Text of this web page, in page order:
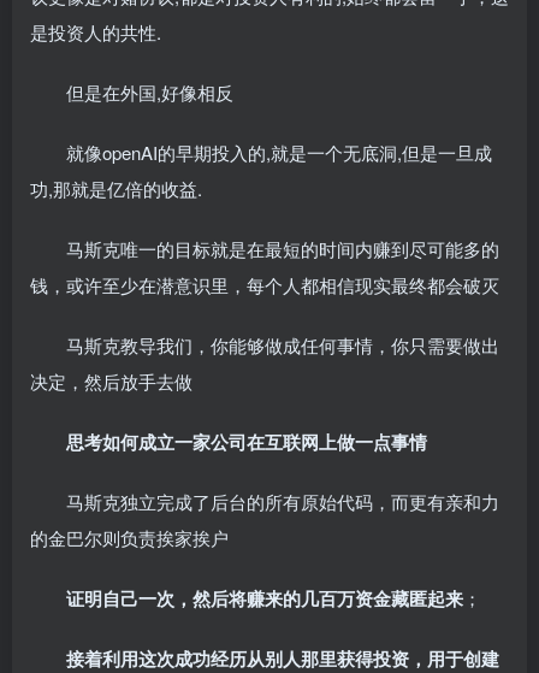
是投资人的共性.
但是在外国,好像相反
就像openAI的早期投入的,就是一个无底洞,但是一旦成
功,那就是亿倍的收益.
马斯克唯一的目标就是在最短的时间内赚到尽可能多的
钱，或许至少在潜意识里，每个人都相信现实最终都会破灭
马斯克教导我们，你能够做成任何事情，你只需要做出
决定，然后放手去做
思考如何成立一家公司在互联网上做一点事情
马斯克独立完成了后台的所有原始代码，而更有亲和力
的金巴尔则负责挨家挨户
证明自己一次，然后将赚来的几百万资金藏匿起来 ；
接着利用这次成功经历从别人那里获得投资，用于创建